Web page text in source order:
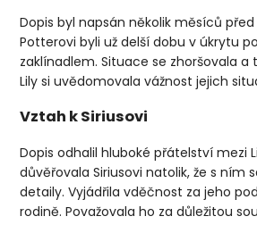
Dopis byl napsán několik měsíců
Potterovi byli už delší dobu v úkrytu
zaklínadlem. Situace se zhoršovala a
Lily si uvědomovala vážnost jejich
Vztah k Siriusovi
Dopis odhalil hluboké přátelství mezi
důvěřovala Siriusovi natolik, že s ním
detaily. Vyjádřila vděčnost za jeho
rodině. Považovala ho za důležitou